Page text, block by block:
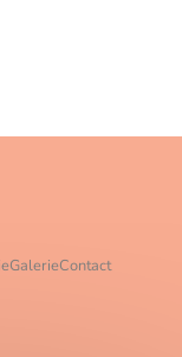
GalerieContact